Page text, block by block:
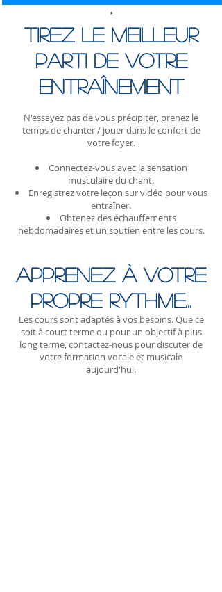
Tirez le meilleur
parti de votre
entraînement
N'essayez pas de vous précipiter, prenez le
temps de chanter / jouer dans le confort de
votre foyer.
Connectez-vous avec la sensation
musculaire du chant.
Enregistrez votre leçon sur vidéo pour vous
entraîner.
Obtenez des échauffements
hebdomadaires et un soutien entre les cours.
Apprenez à votre
propre rythme...
Les cours sont adaptés à vos besoins. Que ce
soit à court terme ou pour un objectif à plus
long terme, contactez-nous pour discuter de
votre formation vocale et musicale
aujourd'hui.